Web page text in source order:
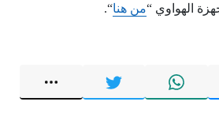
الهواوي “من هنا“.